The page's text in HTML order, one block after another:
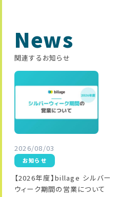
News
関連するお知らせ
2026/08/03
お知らせ
【2026年度】billage シルバー
ウィーク期間の営業について